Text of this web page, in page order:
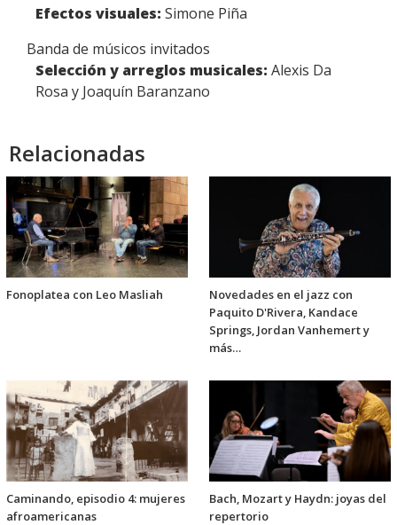
Efectos visuales: Simone Piña
Banda de músicos invitados
Selección y arreglos musicales: Alexis Da
Rosa y Joaquín Baranzano
Relacionadas
Fonoplatea con Leo Masliah
Novedades en el jazz con
Paquito D'Rivera, Kandace
Springs, Jordan Vanhemert y
más…
Caminando, episodio 4: mujeres
afroamericanas
Bach, Mozart y Haydn: joyas del
repertorio